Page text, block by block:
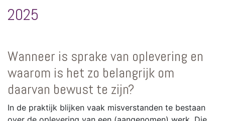
2025
Wanneer is sprake van oplevering en
waarom is het zo belangrijk om
daarvan bewust te zijn?
In de praktijk blijken vaak misverstanden te bestaan